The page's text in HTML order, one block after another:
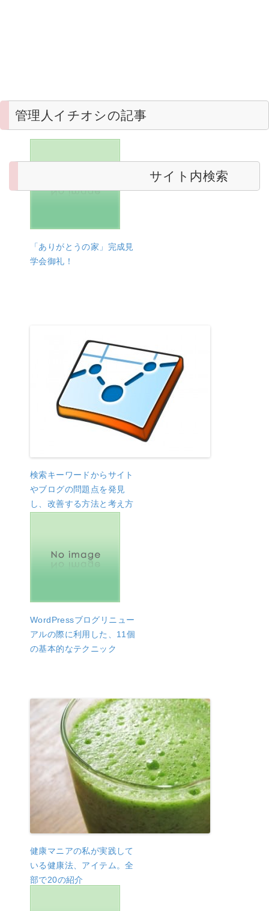
管理人イチオシの記事
「ありがとうの家」完成見
学会御礼！
検索キーワードからサイト
やブログの問題点を発見
し、改善する方法と考え方
WordPressブログリニュー
アルの際に利用した、11個
の基本的なテクニック
健康マニアの私が実践して
いる健康法、アイテム。全
部で20の紹介
サイト内検索